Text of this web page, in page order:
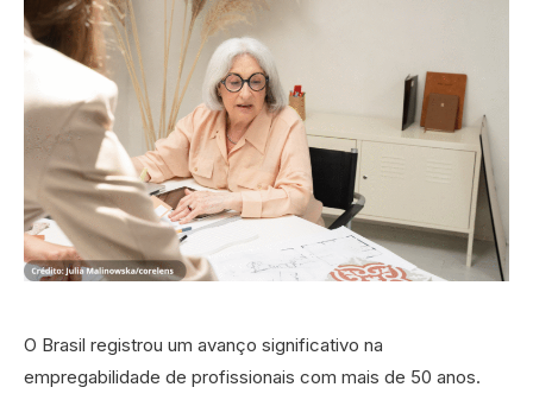
O Brasil registrou um avanço significativo na
empregabilidade de profissionais com mais de 50 anos.